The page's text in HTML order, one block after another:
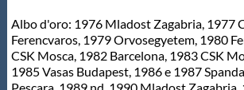
Albo d'oro: 1976 Mladost Zagabria, 1977
Ferencvaros, 1979 Orvosegyetem, 1980
CSK Mosca, 1982 Barcelona, 1983 CSK
1985 Vasas Budapest, 1986 e 1987